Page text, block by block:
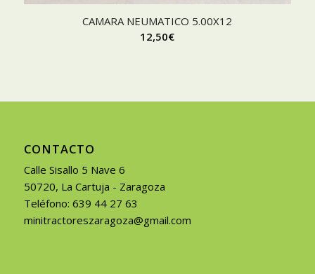
CAMARA NEUMATICO 5.00X12
12,50€
CONTACTO
Calle Sisallo 5 Nave 6
50720, La Cartuja - Zaragoza
Teléfono: 639 44 27 63
minitractoreszaragoza@gmail.com